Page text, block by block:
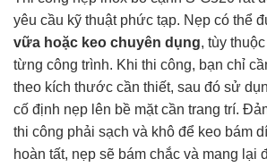
yêu cầu kỹ thuật phức tạp. Nẹp có thể
vữa hoặc keo chuyên dụng, tùy
từng công trình. Khi thi công, bạn chỉ
theo kích thước cần thiết, sau đó sử
cố định nẹp lên bề mặt cần trang trí.
thi công phải sạch và khô để keo bám
hoàn tất, nẹp sẽ bám chắc và mang lại